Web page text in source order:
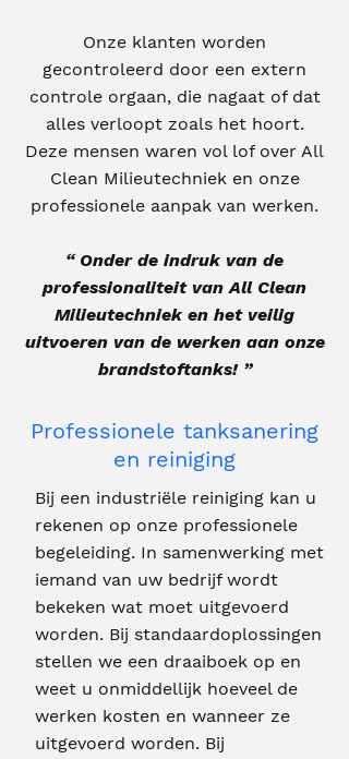
Onze klanten worden
gecontroleerd door een extern
controle orgaan, die nagaat of dat
alles verloopt zoals het hoort.
Deze mensen waren vol lof over All
Clean Milieutechniek en onze
professionele aanpak van werken.
“ Onder de indruk van de
professionaliteit van All Clean
Milieutechniek en het veilig
uitvoeren van de werken aan onze
brandstoftanks! ”
Professionele tanksanering
en reiniging
Bij een industriële reiniging kan u
rekenen op onze professionele
begeleiding. In samenwerking met
iemand van uw bedrijf wordt
bekeken wat moet uitgevoerd
worden. Bij standaardoplossingen
stellen we een draaiboek op en
weet u onmiddellijk hoeveel de
werken kosten en wanneer ze
uitgevoerd worden. Bij